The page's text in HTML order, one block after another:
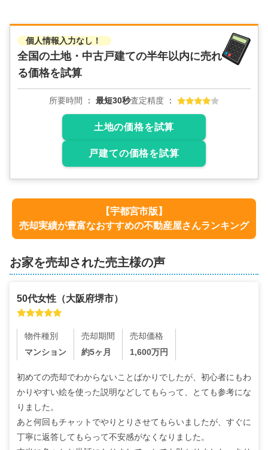
個人情報入力なし！
全国の土地・中古戸建ての半年以内に売れ
る価格を試算
所要時間 最短30秒査定精度
土地の価格を試算
戸建ての価格を試算
【宇都宮市版】
売却実績が豊富なおすすめの不動産屋さんランキング
お家を売却された売主様の声
50代女性 （大阪府堺市）
物件種別
マンション
売却期間
約5ヶ月
売却価格
1,600万円
初めての売却でわからないことばかりでしたが、初心者にもわ
かりやすい絵を使った説明などしてもらって、とても参考にな
りました。
あと何回もチャットでやりとりさせてもらいましたが、すぐに
丁寧に返答してもらって不安感がなくなりました。